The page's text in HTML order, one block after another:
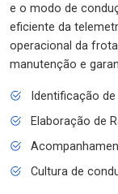
e o modo de
eficiente da
operacional da
manutenção e
Identificação
Elaboração de
Cultura de